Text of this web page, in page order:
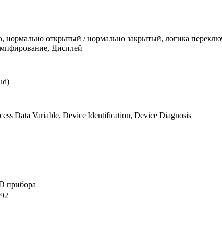
нормально открытый / нормально закрытый, логика
Дисплей
Data Variable, Device Identification, Device Diagnosis
прибора